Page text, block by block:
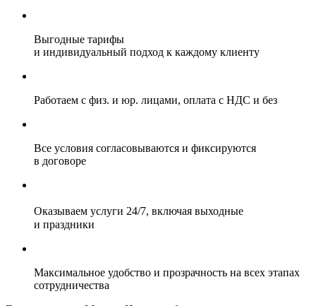
Выгодные тарифы
и индивидуальный подход к каждому клиенту
Работаем с физ. и юр. лицами, оплата с НДС и без
Все условия согласовываются и фиксируются
в договоре
Оказываем услуги 24/7, включая выходные
и праздники
Максимальное удобство и прозрачность на всех этапах
сотрудничества